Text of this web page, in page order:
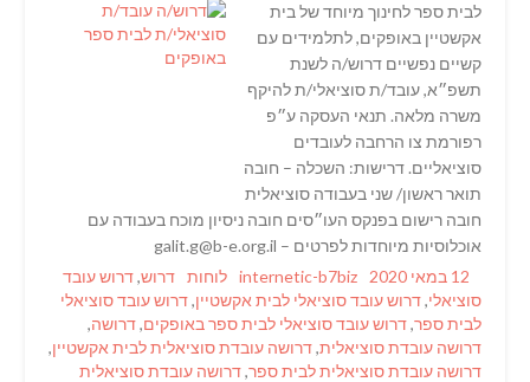
לבית ספר לחינוך מיוחד של בית
אקשטיין באופקים, לתלמידים עם
קשיים נפשיים דרוש/ה לשנת
תשפ״א, עובד/ת סוציאלי/ת להיקף
משרה מלאה. תנאי העסקה ע״פ
רפורמת צו הרחבה לעובדים
סוציאליים. דרישות: השכלה – חובה
תואר ראשון/ שני בעבודה סוציאלית
חובה רישום בפנקס העו״סים חובה ניסיון מוכח בעבודה עם
אוכלוסיות מיוחדות לפרטים – galit.g@b-e.org.il
Posted
on
12 במאי 2020 Author
internetic-b7biz
Categories
לוחות Tags
דרוש,דרוש עובד
סוציאלי,דרוש עובד סוציאלי לבית אקשטיין,דרוש עובד סוציאלי
לבית ספר,דרוש עובד סוציאלי לבית ספר באופקים,דרושה,
דרושה עובדת סוציאלית,דרושה עובדת סוציאלית לבית אקשטיין,
דרושה עובדת סוציאלית לבית ספר,דרושה עובדת סוציאלית